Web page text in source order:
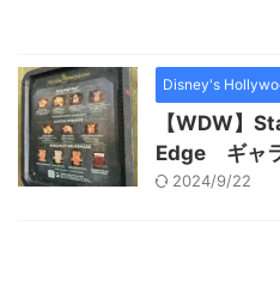
Disney's
【WDW】
Edge ギャ
2024/9/22